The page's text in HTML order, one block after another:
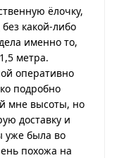
ёлочку,
какой-либо
именно то,
метра.
оперативно
подробно
мне высоты, но
доставку и
уже была во
похожа на